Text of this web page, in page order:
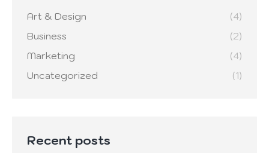
Art & Design
(4)
Business
(2)
Marketing
(4)
Uncategorized
(1)
Recent posts